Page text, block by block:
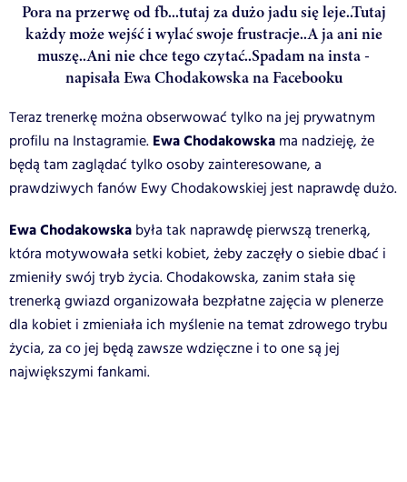
Pora na przerwę od fb...tutaj za dużo jadu się leje..Tutaj
każdy może wejść i wylać swoje frustracje..A ja ani nie
muszę..Ani nie chce tego czytać..Spadam na insta -
napisała Ewa Chodakowska na Facebooku
Teraz trenerkę można obserwować tylko na jej prywatnym
profilu na Instagramie. Ewa Chodakowska ma nadzieję, że
będą tam zaglądać tylko osoby zainteresowane, a
prawdziwych fanów Ewy Chodakowskiej jest naprawdę dużo.
Ewa Chodakowska była tak naprawdę pierwszą trenerką,
która motywowała setki kobiet, żeby zaczęły o siebie dbać i
zmieniły swój tryb życia. Chodakowska, zanim stała się
trenerką gwiazd organizowała bezpłatne zajęcia w plenerze
dla kobiet i zmieniała ich myślenie na temat zdrowego trybu
życia, za co jej będą zawsze wdzięczne i to one są jej
największymi fankami.